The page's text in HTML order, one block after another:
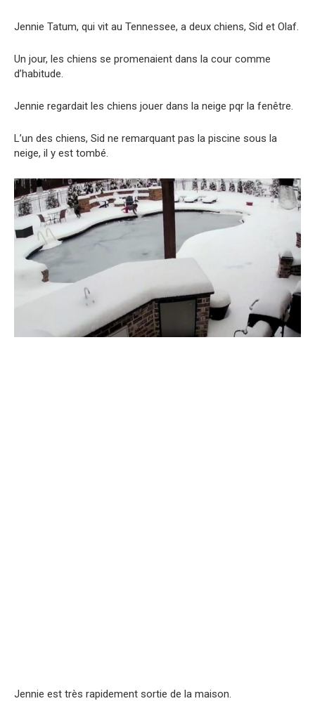
Jennie Tatum, qui vit au Tennessee, a deux chiens, Sid et Olaf.
Un jour, les chiens se promenaient dans la cour comme
d’habitude.
Jennie regardait les chiens jouer dans la neige pqr la fenêtre.
L’un des chiens, Sid ne remarquant pas la piscine sous la
neige, il y est tombé.
Jennie est très rapidement sortie de la maison.